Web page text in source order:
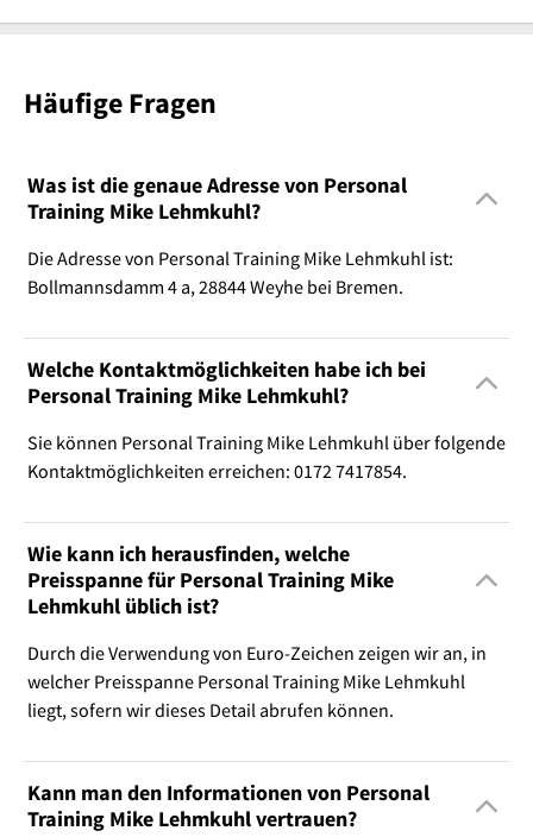
Häufige Fragen
Was ist die genaue Adresse von Personal
Training Mike Lehmkuhl?
Die Adresse von Personal Training Mike Lehmkuhl ist:
Bollmannsdamm 4 a, 28844 Weyhe bei Bremen.
Welche Kontaktmöglichkeiten habe ich bei
Personal Training Mike Lehmkuhl?
Sie können Personal Training Mike Lehmkuhl über folgende
Kontaktmöglichkeiten erreichen: 0172 7417854.
Wie kann ich herausfinden, welche
Preisspanne für Personal Training Mike
Lehmkuhl üblich ist?
Durch die Verwendung von Euro-Zeichen zeigen wir an, in
welcher Preisspanne Personal Training Mike Lehmkuhl
liegt, sofern wir dieses Detail abrufen können.
Kann man den Informationen von Personal
Training Mike Lehmkuhl vertrauen?